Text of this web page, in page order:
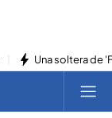
Una soltera de